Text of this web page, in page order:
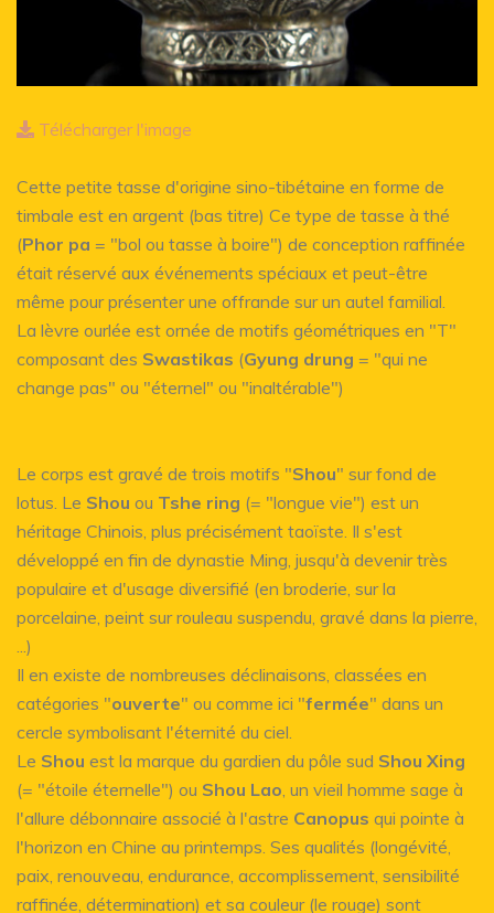
Télécharger l'image
Cette petite tasse d'origine sino-tibétaine en forme de
timbale est en argent (bas titre) Ce type de tasse à thé
(Phor pa = "bol ou tasse à boire") de conception raffinée
était réservé aux événements spéciaux et peut-être
même pour présenter une offrande sur un autel familial.
La lèvre ourlée est ornée de motifs géométriques en "T"
composant des Swastikas (Gyung drung = "qui ne
change pas" ou "éternel" ou "inaltérable")
Le corps est gravé de trois motifs "Shou" sur fond de
lotus. Le Shou ou Tshe ring (= "longue vie") est un
héritage Chinois, plus précisément taoïste. Il s'est
développé en fin de dynastie Ming, jusqu'à devenir très
populaire et d'usage diversifié (en broderie, sur la
porcelaine, peint sur rouleau suspendu, gravé dans la pierre,
...)
Il en existe de nombreuses déclinaisons, classées en
catégories "ouverte" ou comme ici "fermée" dans un
cercle symbolisant l'éternité du ciel.
Le Shou est la marque du gardien du pôle sud Shou Xing
(= "étoile éternelle") ou Shou Lao , un vieil homme sage à
l'allure débonnaire associé à l'astre Canopus qui pointe à
l'horizon en Chine au printemps. Ses qualités (longévité,
paix, renouveau, endurance, accomplissement, sensibilité
raffinée, détermination) et sa couleur (le rouge) sont